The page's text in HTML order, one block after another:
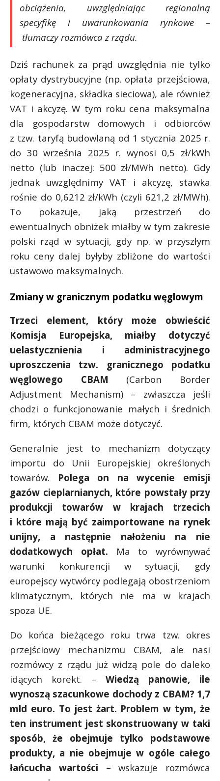
obciążenia, uwzględniając regionalną
specyfikę i uwarunkowania rynkowe –
tłumaczy rozmówca z rządu.
Dziś rachunek za prąd uwzględnia nie tylko
opłaty dystrybucyjne (np. opłata przejściowa,
kogeneracyjna, składka sieciowa), ale również
VAT i akcyzę. W tym roku cena maksymalna
dla gospodarstw domowych i odbiorców
z tzw. taryfą budowlaną od 1 stycznia 2025 r.
do 30 września 2025 r. wynosi 0,5 zł/kWh
netto (lub inaczej: 500 zł/MWh netto). Gdy
jednak uwzględnimy VAT i akcyzę, stawka
rośnie do 0,6212 zł/kWh (czyli 621,2 zł/MWh).
To pokazuje, jaką przestrzeń do
ewentualnych obniżek miałby w tym zakresie
polski rząd w sytuacji, gdy np. w przyszłym
roku ceny dalej byłyby zbliżone do wartości
ustawowo maksymalnych.
Zmiany w granicznym podatku węglowym
Trzeci element, który może obwieścić
Komisja Europejska, miałby dotyczyć
uelastycznienia i administracyjnego
uproszczenia tzw. granicznego podatku
węglowego CBAM (Carbon Border
Adjustment Mechanism) – zwłaszcza jeśli
chodzi o funkcjonowanie małych i średnich
firm, których CBAM może dotyczyć.
Generalnie jest to mechanizm dotyczący
importu do Unii Europejskiej określonych
towarów. Polega on na wycenie emisji
gazów cieplarnianych, które powstały przy
produkcji towarów w krajach trzecich
i które mają być zaimportowane na rynek
unijny, a następnie nałożeniu na nie
dodatkowych opłat. Ma to wyrównywać
warunki konkurencji w sytuacji, gdy
europejscy wytwórcy podlegają obostrzeniom
klimatycznym, których nie ma w krajach
spoza UE.
Do końca bieżącego roku trwa tzw. okres
przejściowy mechanizmu CBAM, ale nasi
rozmówcy z rządu już widzą pole do daleko
idących korekt. – Wiedzą panowie, ile
wynoszą szacunkowe dochody z CBAM? 1,7
mld euro. To jest żart. Problem w tym, że
ten instrument jest skonstruowany w taki
sposób, że obejmuje tylko podstawowe
produkty, a nie obejmuje w ogóle całego
łańcucha wartości – wskazuje rozmówca